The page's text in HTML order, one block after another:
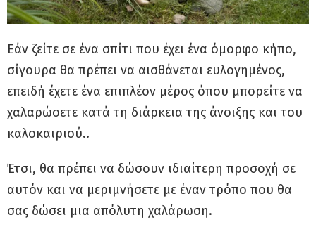
Εάν ζείτε σε ένα σπίτι που έχει ένα όμορφο κήπο,
σίγουρα θα πρέπει να αισθάνεται ευλογημένος,
επειδή έχετε ένα επιπλέον μέρος όπου μπορείτε να
χαλαρώσετε κατά τη διάρκεια της άνοιξης και του
καλοκαιριού..
Έτσι, θα πρέπει να δώσουν ιδιαίτερη προσοχή σε
αυτόν και να μεριμνήσετε με έναν τρόπο που θα
σας δώσει μια απόλυτη χαλάρωση.